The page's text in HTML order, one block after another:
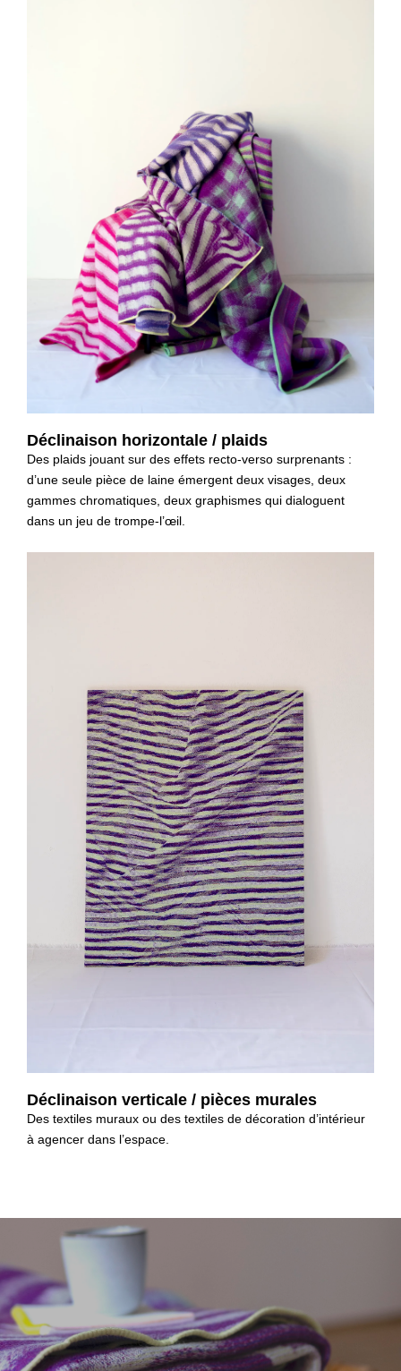
Déclinaison horizontale / plaids
Des plaids jouant sur des effets recto-verso surprenants :
d’une seule pièce de laine émergent deux visages, deux
gammes chromatiques, deux graphismes qui dialoguent
dans un jeu de trompe-l’œil.
Déclinaison verticale / pièces murales
Des textiles muraux ou des textiles de décoration d’intérieur
à agencer dans l’espace.